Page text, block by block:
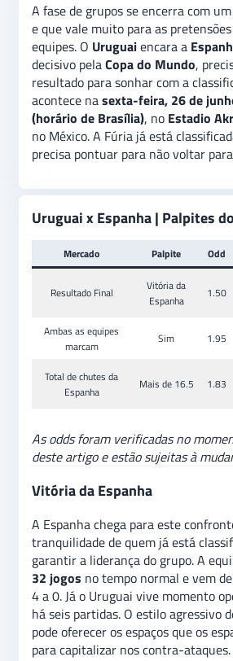
A fase de grupos se encerra com
e que vale muito para as
equipes. O Uruguaiencara a
decisivo pelaCopa do Mundo,
resultado para sonhar com a
acontece nasexta-feira, 26 de
(horário de Brasília), no Estadio
no México. A Fúria já está
precisa pontuar para não voltar
Uruguai x Espanha | Palpites
Mercado Palpite Odd
Resultado Final
Vitória da
Espanha
1.50
Ambas as equipes
marcam
Sim 1.95
Total de chutes da
Espanha
Mais de 16.5 1.83
As odds foram verificadas no
deste artigo e estão sujeitas à
Vitória da Espanha
A Espanha chega para este
tranquilidade de quem já está
garantir a liderança do grupo. A
32 jogos no tempo normal e vem
4 a 0. Já o Uruguai vive momento
há seis partidas. O estilo agressivo
pode oferecer os espaços que os
para capitalizar nos contra-ataques.